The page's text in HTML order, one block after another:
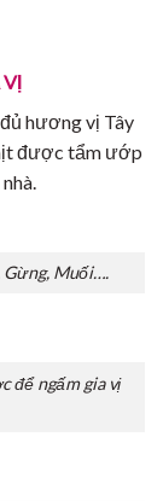
hương vị Tây
được tẩm ướp
Gừng, Muối….
để ngấm gia vị